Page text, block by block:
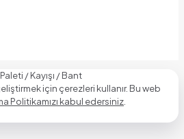
için çerezleri kullanır. Bu web
Politikamızı kabul edersiniz